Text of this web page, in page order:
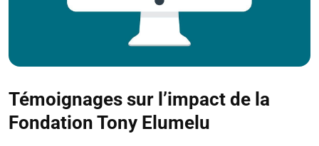
Témoignages sur l’impact de la
Fondation Tony Elumelu